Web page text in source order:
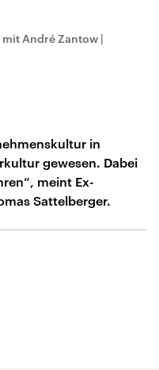
André Zantow |
in
gewesen. Dabei
meint Ex-
Sattelberger.